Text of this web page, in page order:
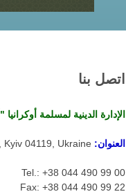
اتصل بنا
الإدارة الدينية لمسلمة
العنوان: Kyiv 04119, Ukraine
Tel.: +38 044 490 99 00
Fax: +38 044 490 99 22